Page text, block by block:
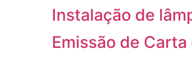
Instalação de
Emissão de